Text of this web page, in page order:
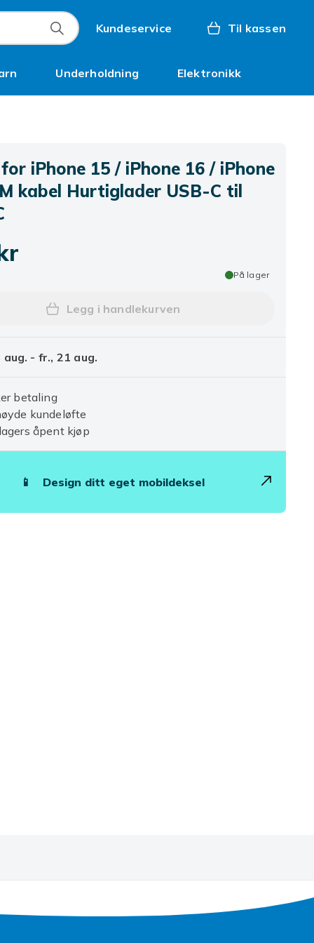
Kundeservice Til kassen
Underholdning Elektronikk
iPhone 15 / iPhone 16 / iPhone
kabel Hurtiglader USB-C til
På lager
Legg Lader for iPhone 15 / iPhone
Legg i handlekurven
aug. - fr., 21 aug.
betaling
kundeløfte
åpent kjøp
📱 Design ditt eget mobildeksel